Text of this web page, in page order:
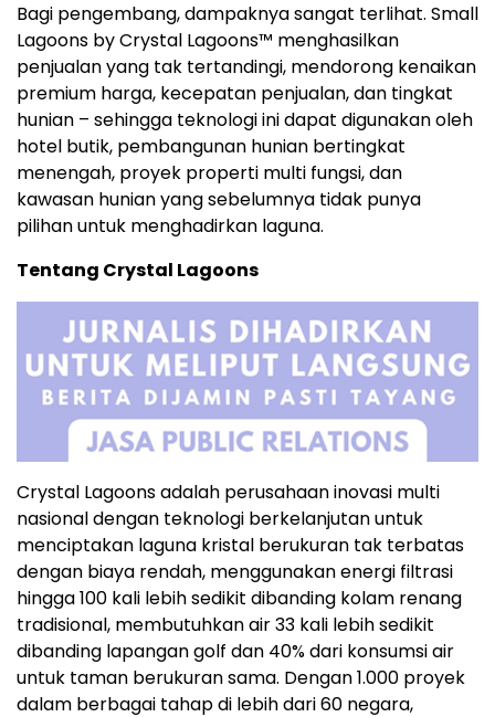
Bagi pengembang, dampaknya sangat terlihat. Small
Lagoons by Crystal Lagoons™ menghasilkan
penjualan yang tak tertandingi, mendorong kenaikan
premium harga, kecepatan penjualan, dan tingkat
hunian – sehingga teknologi ini dapat digunakan oleh
hotel butik, pembangunan hunian bertingkat
menengah, proyek properti multi fungsi, dan
kawasan hunian yang sebelumnya tidak punya
pilihan untuk menghadirkan laguna.
Tentang Crystal Lagoons
Crystal Lagoons adalah perusahaan inovasi multi
nasional dengan teknologi berkelanjutan untuk
menciptakan laguna kristal berukuran tak terbatas
dengan biaya rendah, menggunakan energi filtrasi
hingga 100 kali lebih sedikit dibanding kolam renang
tradisional, membutuhkan air 33 kali lebih sedikit
dibanding lapangan golf dan 40% dari konsumsi air
untuk taman berukuran sama. Dengan 1.000 proyek
dalam berbagai tahap di lebih dari 60 negara,